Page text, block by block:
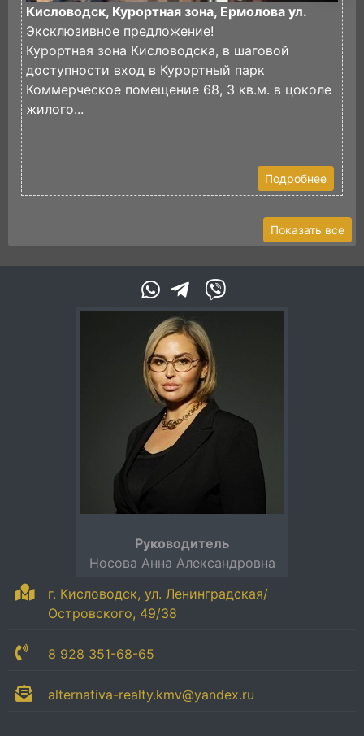
Кисловодск, Курортная зона, Ермолова ул.
Эксклюзивное предложение!
Курортная зона Кисловодска, в шаговой
доступности вход в Курортный парк
Коммерческое помещение 68, 3 кв.м. в цоколе
жилого...
Подробнее
Показать все
г. Кисловодск, ул. Ленинградская/
Островского, 49/38
8 928 351-68-65
alternativa-realty.kmv@yandex.ru
Руководитель
Носова Анна Александровна